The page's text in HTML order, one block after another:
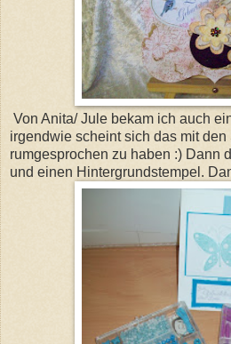
Von Anita/ Jule bekam ich auch
irgendwie scheint sich das mit den
rumgesprochen zu haben :) Dann
und einen Hintergrundstempel.